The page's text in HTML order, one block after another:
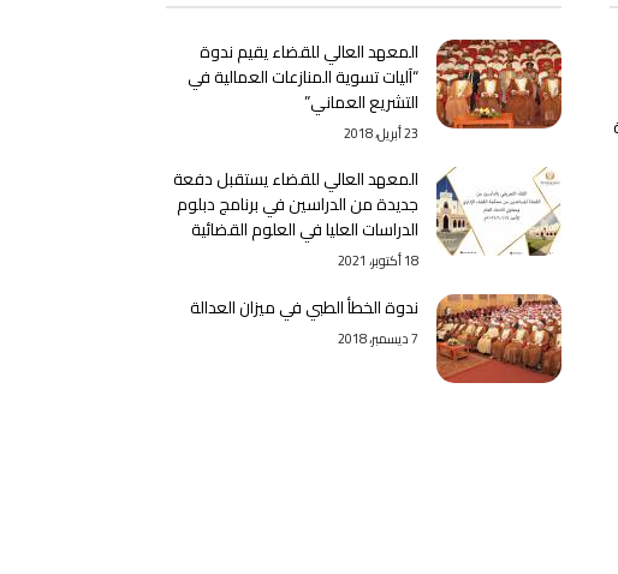
المعهد العالي للقضاء يقيم ندوة
“آليات تسوية المنازعات العمالية في
التشريع العماني”
23 أبريل، 2018
المعهد العالي للقضاء يستقبل دفعة
جديدة من الدراسين في برنامج دبلوم
الدراسات العليا في العلوم القضائية
18 أكتوبر، 2021
ندوة الخطأ الطبي في ميزان العدالة
7 ديسمبر، 2018